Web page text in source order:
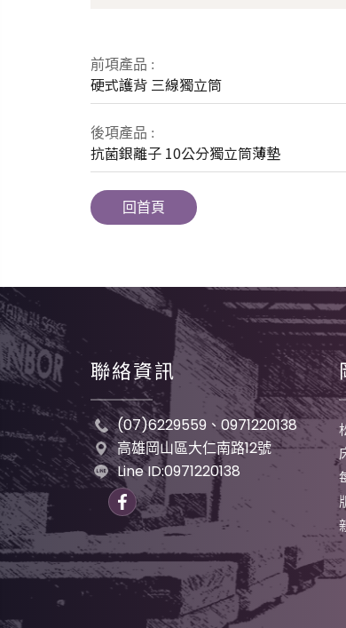
前項產品 :
硬式護背 三線獨立筒
後項產品 :
抗菌銀離子 10公分獨立筒薄墊
回首頁
聯絡資訊
(07)6229559、0971220138
高雄岡山區大仁南路12號
Line ID:0971220138